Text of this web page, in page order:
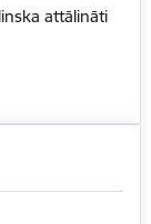
attālināti